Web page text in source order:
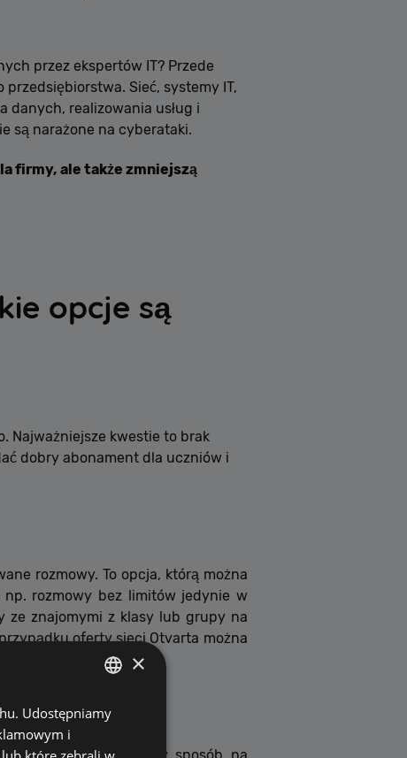
przez ekspertów IT? Przede
Sieć, systemy IT,
danych, realizowania usług i
są narażone na cyberataki.
firmy, ale także zmniejszą
opcje są
Najważniejsze kwestie to brak
dobry abonament dla uczniów i
rozmowy. To opcja, którą można
np. rozmowy bez limitów jedynie w
ze znajomymi z klasy lub grupy na
oferty sieci Otvarta można
POLISH
×
Udostępniamy
i